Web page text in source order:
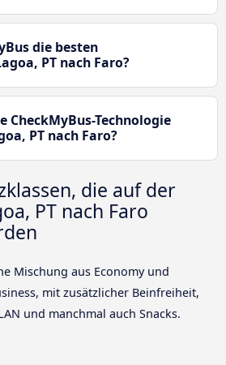
die besten
PT nach Faro?
Technologie
PT nach Faro?
die auf der
PT nach Faro
Mischung aus Economy und
mit zusätzlicher Beinfreiheit,
und manchmal auch Snacks.